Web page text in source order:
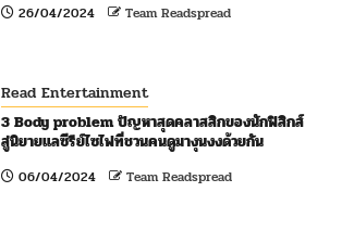
26/04/2024 Team Readspread
Read Entertainment
3 Body problem ปัญหาสุดคลาสสิกของนักฟิสิกส์
สู่นิยายแลซีรีย์ไซไฟที่ชวนคนดูมางุนงงด้วยกัน
06/04/2024 Team Readspread